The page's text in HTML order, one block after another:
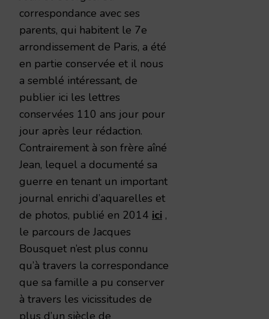
correspondance avec ses
parents, qui habitent le 7e
arrondissement de Paris, a été
en partie conservée et il nous
a semblé intéressant, de
publier ici les lettres
conservées 110 ans jour pour
jour après leur rédaction.
Contrairement à son frère aîné
Jean, lequel a documenté sa
guerre en tenant un important
journal enrichi d’aquarelles et
de photos, publié en 2014 ici ,
le parcours de Jacques
Bousquet n’est plus connu
qu’à travers la correspondance
que sa famille a pu conserver
à travers les vicissitudes de